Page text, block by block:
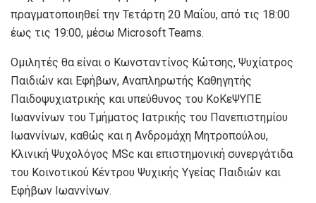
πραγματοποιηθεί την Τετάρτη 20 Μαΐου, από τις 18:00
έως τις 19:00, μέσω Microsoft Teams.
Ομιλητές θα είναι ο Κωνσταντίνος Κώτσης, Ψυχίατρος
Παιδιών και Εφήβων, Αναπληρωτής Καθηγητής
Παιδοψυχιατρικής και υπεύθυνος του ΚοΚεΨΥΠΕ
Ιωαννίνων του Τμήματος Ιατρικής του Πανεπιστημίου
Ιωαννίνων, καθώς και η Ανδρομάχη Μητροπούλου,
Κλινική Ψυχολόγος MSc και επιστημονική συνεργάτιδα
του Κοινοτικού Κέντρου Ψυχικής Υγείας Παιδιών και
Εφήβων Ιωαννίνων.